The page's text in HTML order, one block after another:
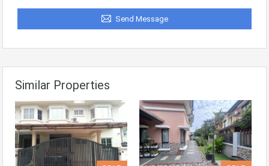
Send Message
Similar Properties